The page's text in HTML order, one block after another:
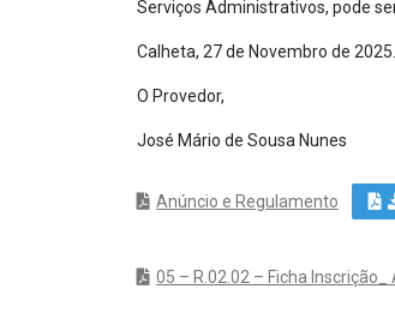
Serviços Administrativos, pode
Calheta, 27 de Novembro de 2025.
O Provedor,
José Mário de Sousa Nunes
Anúncio e Regulamento
05 – R.02.02 – Ficha Inscrição_